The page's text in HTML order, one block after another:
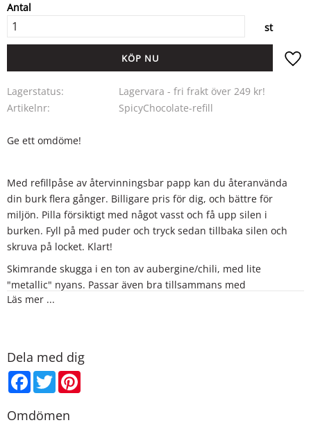
Antal
st
KÖP
Lagerstatus
Lagervara - fri frakt över 249 kr!
Artikelnr
SpicyChocolate-refill
Ge ett omdöme!
Med refillpåse av återvinningsbar papp kan du återanvända
din burk flera gånger. Billigare pris för dig, och bättre för
miljön. Pilla försiktigt med något vasst och få upp silen i
burken. Fyll på med puder och tryck sedan tillbaka silen och
skruva på locket. Klart!
Skimrande skugga i en ton av aubergine/chili, med lite
"metallic" nyans. Passar även bra tillsammans med
ögonskuggorna Smoky och Misty Pink.
då sitter ögonskuggan ännu bättre.
Innehåller:
Mica, Iron Oxide
CI 77019, CI 77491, CI 77499
Läs mer ...
Dela med dig
Facebook
Twitter
Omdömen